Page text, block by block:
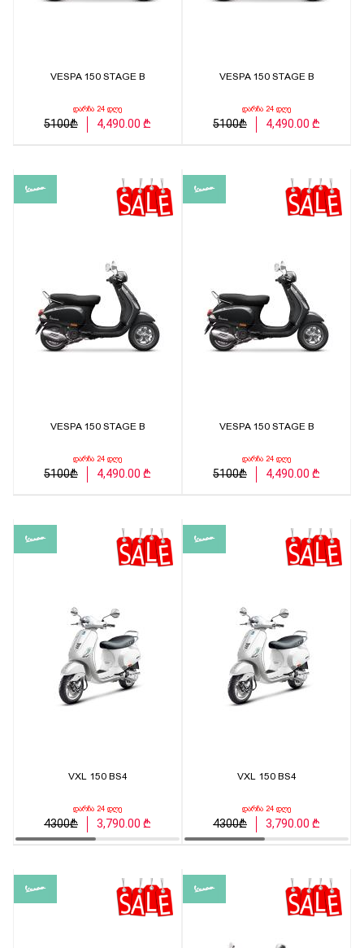
VESPA 150 STAGE B
დარჩა 24 დღე
5100₾ 4,490.00 ₾
VESPA 150 STAGE B
დარჩა 24 დღე
5100₾ 4,490.00 ₾
VESPA 150 STAGE B
დარჩა 24 დღე
5100₾ 4,490.00 ₾
VESPA 150 STAGE B
დარჩა 24 დღე
5100₾ 4,490.00 ₾
VXL 150 BS4
დარჩა 24 დღე
4300₾ 3,790.00 ₾
VXL 150 BS4
დარჩა 24 დღე
4300₾ 3,790.00 ₾